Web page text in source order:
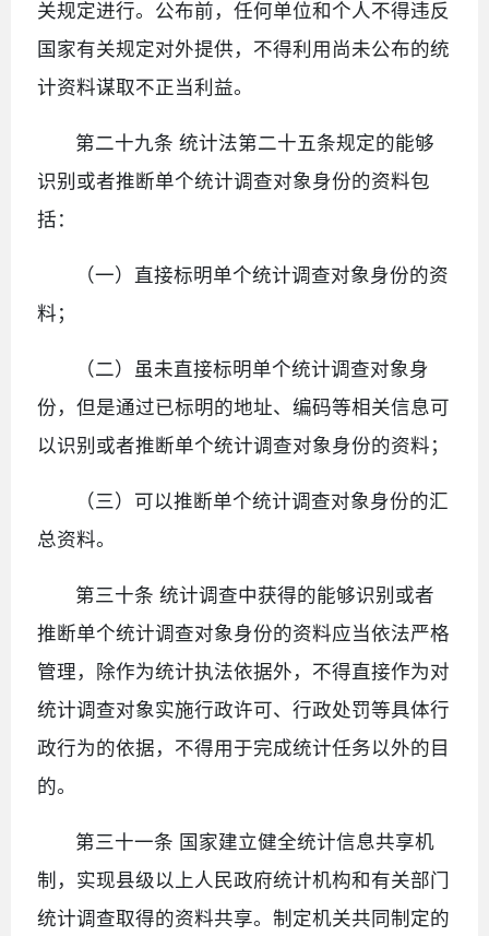
关规定进行。公布前，任何单位和个人不得违反
国家有关规定对外提供，不得利用尚未公布的统
计资料谋取不正当利益。
第二十九条 统计法第二十五条规定的能够
识别或者推断单个统计调查对象身份的资料包
括：
（一）直接标明单个统计调查对象身份的资
料；
（二）虽未直接标明单个统计调查对象身
份，但是通过已标明的地址、编码等相关信息可
以识别或者推断单个统计调查对象身份的资料；
（三）可以推断单个统计调查对象身份的汇
总资料。
第三十条 统计调查中获得的能够识别或者
推断单个统计调查对象身份的资料应当依法严格
管理，除作为统计执法依据外，不得直接作为对
统计调查对象实施行政许可、行政处罚等具体行
政行为的依据，不得用于完成统计任务以外的目
的。
第三十一条 国家建立健全统计信息共享机
制，实现县级以上人民政府统计机构和有关部门
统计调查取得的资料共享。制定机关共同制定的